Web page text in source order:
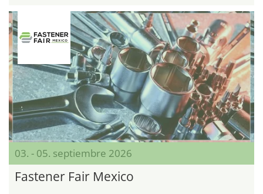
03. - 05. septiembre 2026
Fastener Fair Mexico